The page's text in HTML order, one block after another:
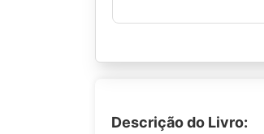
Descrição do Livro: